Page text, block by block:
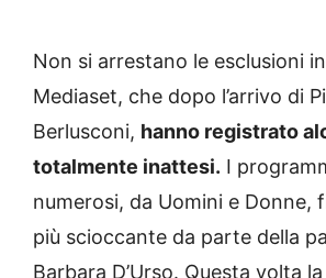
Non si arrestano le esclusioni
Mediaset, che dopo l’arrivo di
Berlusconi, hanno registrato
totalmente inattesi. I
numerosi, da Uomini e Donne,
più scioccante da parte della
Barbara D’Urso. Questa volta